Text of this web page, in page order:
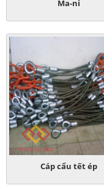
Ma-ni
Cáp cẩu tết ép